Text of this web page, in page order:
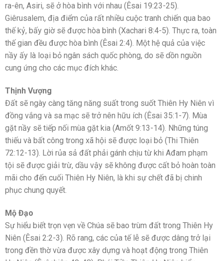
ra-ên, Asiri, sẽ ở hòa bình với nhau (Êsai 19:23-25).
Giêrusalem, địa điểm của rất nhiều cuộc tranh chiến qua bao
thế kỷ, bấy giờ sẽ được hòa bình (Xachari 8:4-5). Thực ra, toàn
thế gian đều được hòa bình (Êsai 2:4). Một hệ quả của việc
nầy ấy là loại bỏ ngân sách quốc phòng, do sẽ dồn nguồn
cung ứng cho các mục đích khác.
Thịnh Vượng
Đất sẽ ngày càng tăng năng suất trong suốt Thiên Hy Niên vì
đồng vắng và sa mạc sẽ trở nên hữu ích (Êsai 35:1-7). Mùa
gặt nầy sẽ tiếp nối mùa gặt kia (Amốt 9:13-14). Những túng
thiếu và bất công trong xã hội sẽ được loại bỏ (Thi Thiên
72:12-13). Lời rủa sả đất phải gánh chịu từ khi Ađam phạm
tội sẽ được giải trừ, dầu vậy sẽ không được cất bỏ hoàn toàn
mãi cho đến cuối Thiên Hy Niên, là khi sự chết đã bị chinh
phục chung quyết.
Mộ Đạo
Sự hiểu biết trọn vẹn về Chúa sẽ bao trùm đất trong Thiên Hy
Niên (Êsai 2:2-3). Rõ rang, các của tế lễ sẽ được dâng trở lại
trong đền thờ vừa được xây dựng và hoạt động trong Thiên